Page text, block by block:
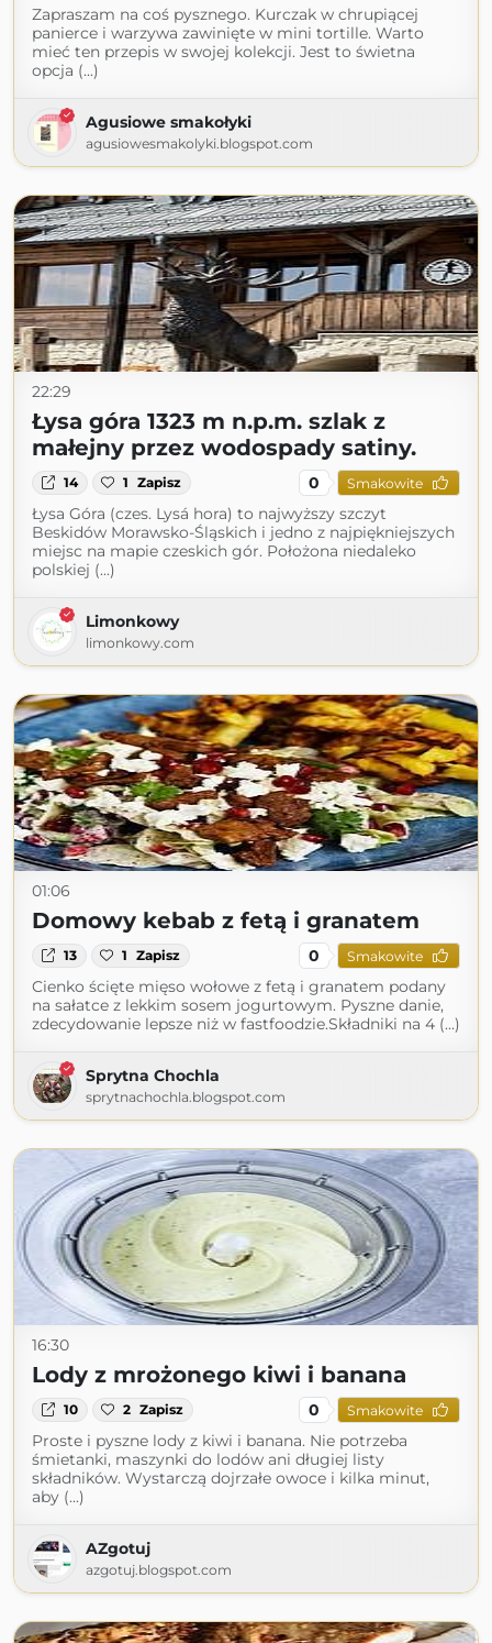
Zapraszam na coś pysznego. Kurczak w chrupiącej
panierce i warzywa zawinięte w mini tortille. Warto
mieć ten przepis w swojej kolekcji. Jest to świetna
opcja (...)
Agusiowe smakołyki
agusiowesmakolyki.blogspot.com
22:29
Łysa góra 1323 m n.p.m. szlak z
małejny przez wodospady satiny.
14 1 Zapisz 0 Smakowite
Łysa Góra (czes. Lysá hora) to najwyższy szczyt
Beskidów Morawsko-Śląskich i jedno z najpiękniejszych
miejsc na mapie czeskich gór. Położona niedaleko
polskiej (...)
Limonkowy
limonkowy.com
01:06
Domowy kebab z fetą i granatem
13 1 Zapisz 0 Smakowite
Cienko ścięte mięso wołowe z fetą i granatem podany
na sałatce z lekkim sosem jogurtowym. Pyszne danie,
zdecydowanie lepsze niż w fastfoodzie.Składniki na 4 (...)
Sprytna Chochla
sprytnachochla.blogspot.com
16:30
Lody z mrożonego kiwi i banana
10 2 Zapisz 0 Smakowite
Proste i pyszne lody z kiwi i banana. Nie potrzeba
śmietanki, maszynki do lodów ani długiej listy
składników. Wystarczą dojrzałe owoce i kilka minut,
aby (...)
AZgotuj
azgotuj.blogspot.com